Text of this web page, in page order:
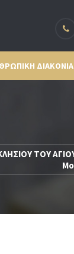
ΔΙΑΚΟΝΙΑ
ΤΟΥ